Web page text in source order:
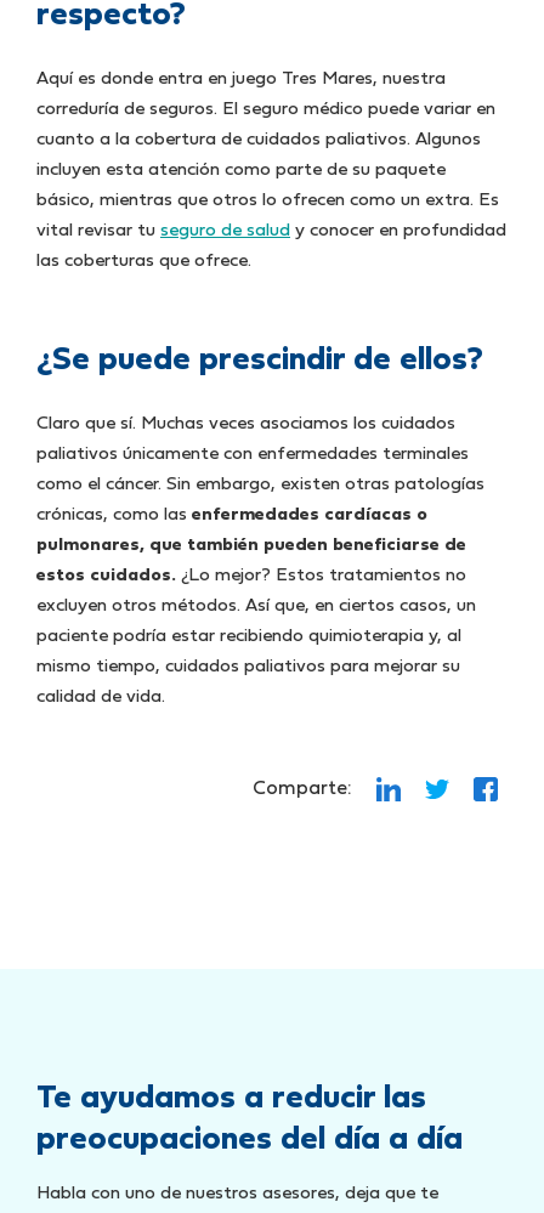
respecto?
Aquí es donde entra en juego Tres Mares, nuestra
correduría de seguros. El seguro médico puede variar en
cuanto a la cobertura de cuidados paliativos. Algunos
incluyen esta atención como parte de su paquete
básico, mientras que otros lo ofrecen como un extra. Es
vital revisar tu seguro de salud y conocer en profundidad
las coberturas que ofrece.
¿Se puede prescindir de ellos?
Claro que sí. Muchas veces asociamos los cuidados
paliativos únicamente con enfermedades terminales
como el cáncer. Sin embargo, existen otras patologías
crónicas, como las enfermedades cardíacas o
pulmonares, que también pueden beneficiarse de
estos cuidados. ¿Lo mejor? Estos tratamientos no
excluyen otros métodos. Así que, en ciertos casos, un
paciente podría estar recibiendo quimioterapia y, al
mismo tiempo, cuidados paliativos para mejorar su
calidad de vida.
Comparte:
Te ayudamos a reducir las
preocupaciones del día a día
Habla con uno de nuestros asesores, deja que te